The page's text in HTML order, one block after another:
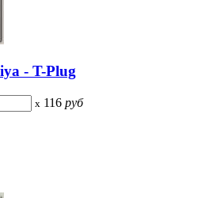
- T-Plug
x 116 руб